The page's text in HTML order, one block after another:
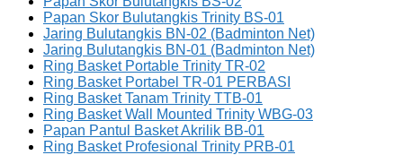
Papan Skor Bulutangkis Trinity BS-01
Jaring Bulutangkis BN-02 (Badminton Net)
Jaring Bulutangkis BN-01 (Badminton Net)
Ring Basket Portable Trinity TR-02
Ring Basket Portabel TR-01 PERBASI
Ring Basket Tanam Trinity TTB-01
Ring Basket Wall Mounted Trinity WBG-03
Papan Pantul Basket Akrilik BB-01
Ring Basket Profesional Trinity PRB-01